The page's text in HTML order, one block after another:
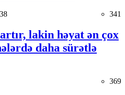
341
lakin həyat ən çox
daha sürətlə
369